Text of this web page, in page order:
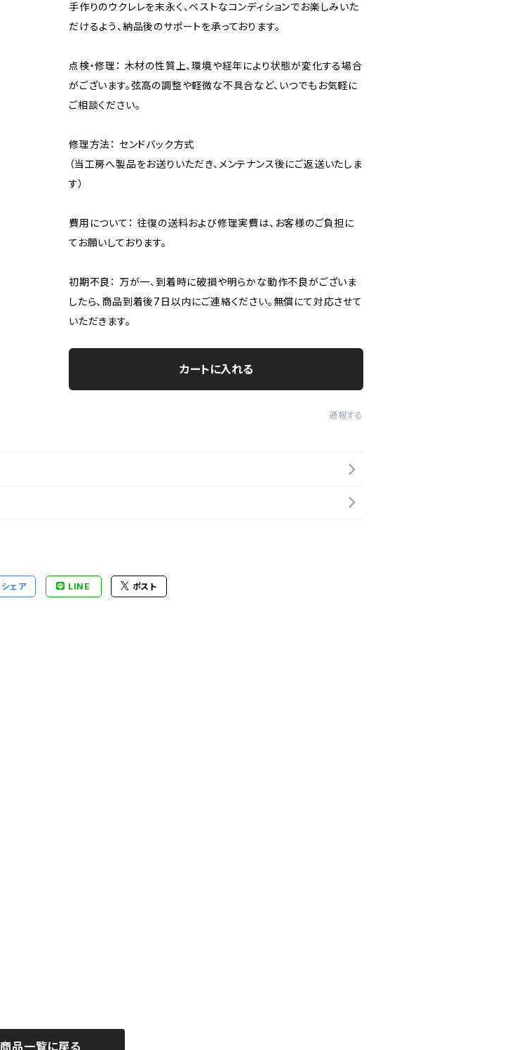
手作りのウクレレを末永く、ベストなコンディションでお楽しみいた
だけるよう、納品後のサポートを承っております。
点検・修理： 木材の性質上、環境や経年により状態が変化する場合
がございます。弦高の調整や軽微な不具合など、いつでもお気軽に
ご相談ください。
修理方法： センドバック方式
（当工房へ製品をお送りいただき、メンテナンス後にご返送いたしま
す）
費用について： 往復の送料および修理実費は、お客様のご負担に
てお願いしております。
初期不良： 万が一、到着時に破損や明らかな動作不良がございま
したら、商品到着後7日以内にご連絡ください。無償にて対応させて
いただきます。
カートに入れる
通報する
シェア LINE ポスト
商品一覧に戻る